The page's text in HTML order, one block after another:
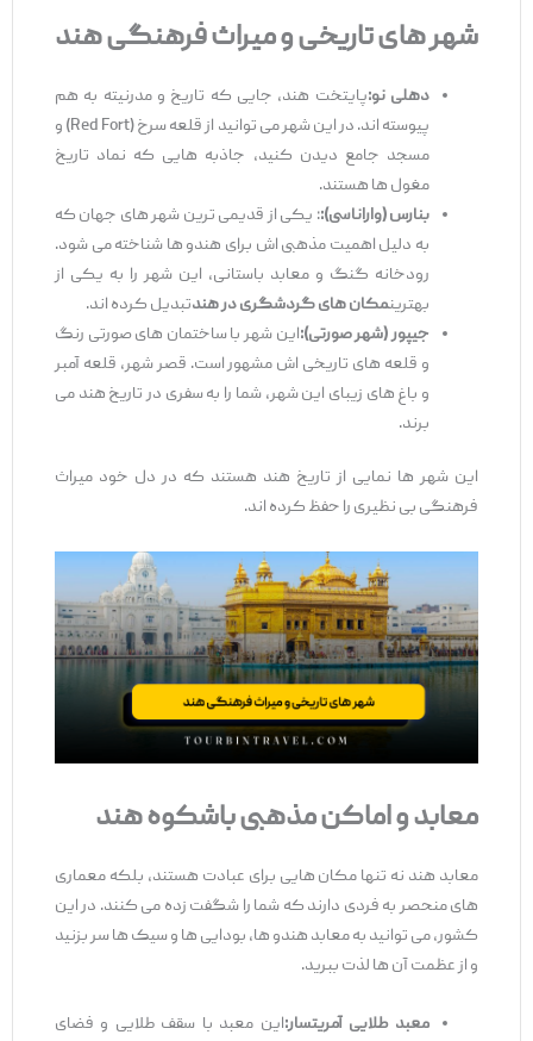
شهر های تاریخی و میراث فرهنگی هند
دهلی نو:پایتخت هند، جایی که تاریخ و مدرنیته به هم
پیوسته ‌اند. در این شهر می‌ توانید از قلعه سرخ (Red Fort) و
مسجد جامع دیدن کنید، جاذبه ‌هایی که نماد تاریخ
مغول ‌ها هستند.
بنارس (واراناسی):: یکی از قدیمی ‌ترین شهر های جهان که
به دلیل اهمیت مذهبی‌ اش برای هندو ها شناخته می ‌شود.
رودخانه گنگ و معابد باستانی، این شهر را به یکی از
بهترینمکان ‌های گردشگری در هندتبدیل کرده ‌اند.
جیپور (شهر صورتی):این شهر با ساختمان ‌های صورتی رنگ
و قلعه‌ های تاریخی ‌اش مشهور است. قصر شهر، قلعه آمبر
و باغ‌ های زیبای این شهر، شما را به سفری در تاریخ هند می
‌برند.
این شهر ها نمایی از تاریخ هند هستند که در دل خود میراث
فرهنگی بی ‌نظیری را حفظ کرده‌ اند.
معابد و اماکن مذهبی باشکوه هند
معابد هند نه ‌تنها مکان ‌هایی برای عبادت هستند، بلکه معماری
‌های منحصر به فردی دارند که شما را شگفت‌ زده می‌ کنند. در این
کشور، می ‌توانید به معابد هندو ها، بودایی ‌ها و سیک ‌ها سر بزنید
و از عظمت آن ‌ها لذت ببرید.
معبد طلایی آمریتسار:این معبد با سقف طلایی و فضای